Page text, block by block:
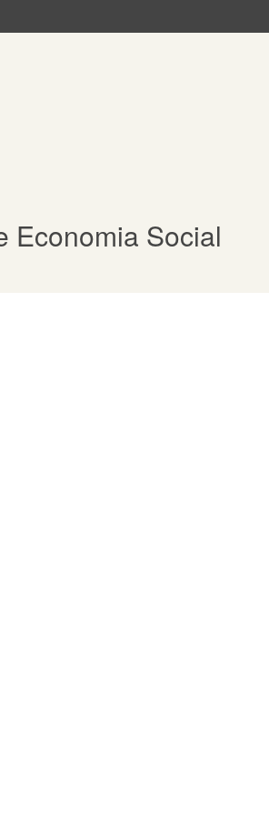
Economia Social